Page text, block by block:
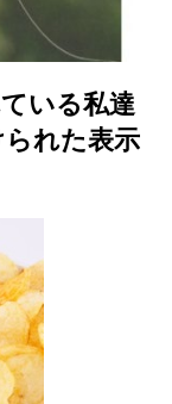
いる私達
れた表示